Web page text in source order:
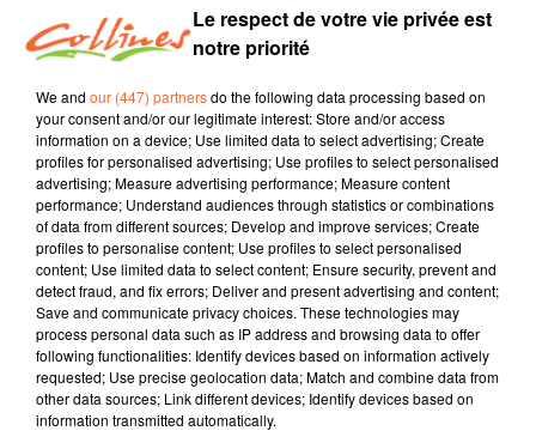
coaching
27 février 2024 - 10 min 45 sec
CE QUE L'ON RENVOIE AUX AUTRES
David Puaud
La voie(x) d'Alban
Tous les 15 jours le mardi, Alban nous donne des
conseils et nous amène son énergie positive.
Alban est coach et formateur au sein d'Artic
Le respect de votre vie privée est
notre priorité
We and our (447) partnersdo the following data processing based on
your consent and/or our legitimate interest: Store and/or access
information on a device; Use limited data to select advertising; Create
profiles for personalised advertising; Use profiles to select personalised
advertising; Measure advertising performance; Measure content
performance; Understand audiences through statistics or combinations
of data from different sources; Develop and improve services; Create
profiles to personalise content; Use profiles to select personalised
content; Use limited data to select content; Ensure security, prevent and
detect fraud, and fix errors; Deliver and present advertising and content;
Save and communicate privacy choices. These technologies may
process personal data such as IP address and browsing data to offer
following functionalities: Identify devices based on information actively
requested; Use precise geolocation data; Match and combine data from
other data sources; Link different devices; Identify devices based on
information transmitted automatically.